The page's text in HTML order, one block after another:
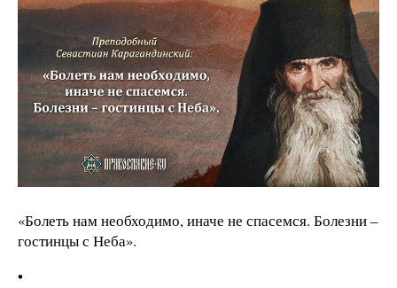
«Болеть нам необходимо, иначе не спасемся. Болезни –
гостинцы с Неба».
•